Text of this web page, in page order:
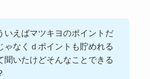
いえばマツキヨのポイントだ
ゃなくｄポイントも貯めれる
聞いたけどそんなことできる